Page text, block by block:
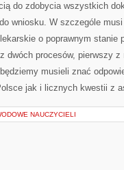
do zdobycia wszystkich
wniosku. W szczególe
o poprawnym stanie
dwóch procesów, pierwszy
musieli znać
jak i licznych kwestii z
NAUCZYCIELI